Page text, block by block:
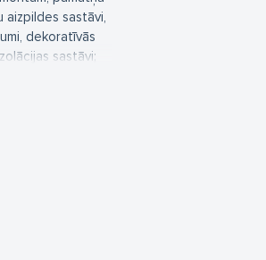
aizpildes sastāvi,
dekoratīvās
sastāvi;
uzkausējamā
materiālus gan
būvniecībā
ražotāja FILA